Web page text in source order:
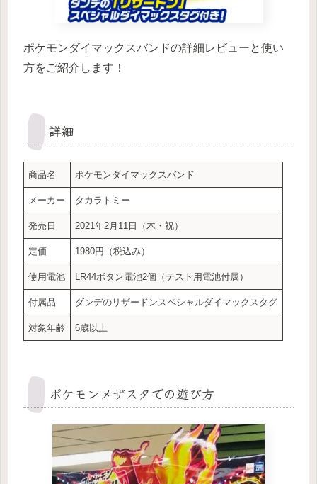
ポケモンダイマックスバンドの詳細レビューと使い
方をご紹介します！
詳細
商品名 ポケモンダイマックスバンド
メーカー タカラトミー
発売日 2021年2月11日（木・祝）
定価 1980円（税込み）
使用電池 LR44ボタン電池2個（テスト用電池付属）
付属品 ダンデのリザードンスペシャルダイマックスタグ
対象年齢 6歳以上
ポケモンメザスタでの遊び方